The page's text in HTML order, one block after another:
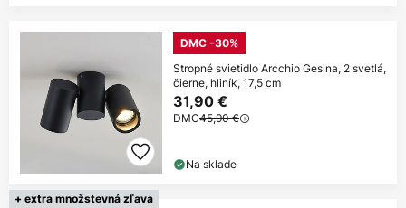
DMC -30%
Stropné svietidlo Arcchio Gesina, 2 svetlá,
čierne, hliník, 17,5 cm
31,90 €
DMC45,90 €
Na sklade
+ extra množstevná zľava